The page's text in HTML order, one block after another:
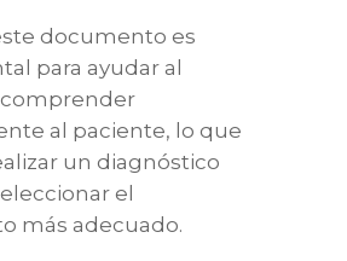
documento es
para ayudar al
al paciente, lo que
un diagnóstico
el
más adecuado.